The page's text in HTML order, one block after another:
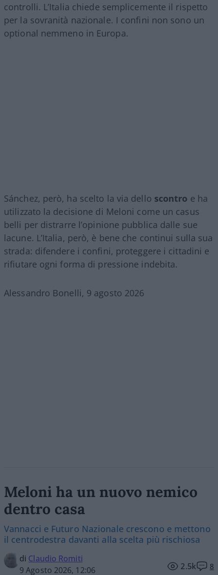
controlli. L’Italia chiede semplicemente il rispetto
per la sovranità nazionale. I confini non sono un
optional nemmeno in Europa.
Sánchez, però, ha scelto la via dello scontro e ha
utilizzato la decisione di Meloni come un casus
belli per distrarre l’opinione pubblica dalle sue
lacune. L’Italia, però, è bene che continui sulla sua
strada: difendere i confini, proteggere i cittadini e
rifiutare ogni forma di pressione indebita.
Alessandro Bonelli, 9 agosto 2026
Meloni ha un nuovo nemico
dentro casa
Vannacci e Futuro Nazionale crescono e mettono
il centrodestra davanti alla scelta più rischiosa
di Claudio Romiti
9 Agosto 2026, 12:06
2.5k 8